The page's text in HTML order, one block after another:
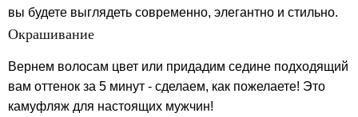
вы будете выглядеть современно, элегантно и стильно.
Окрашивание
Вернем волосам цвет или придадим седине подходящий
вам оттенок за 5 минут - сделаем, как пожелаете! Это
камуфляж для настоящих мужчин!